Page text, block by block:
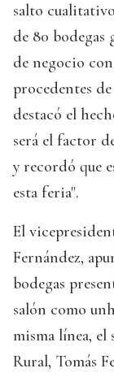
salto
de 80 bodegas
de negocio
procedentes
destacó el
será el factor
y recordó que
esta feria".
El
Fernández,
bodegas
salón como
misma línea,
Rural, Tomás